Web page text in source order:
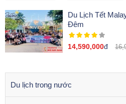
Khởi đầu năm mới thật nhiều may
du lịch Tếtcủa chúng tôi sẽ là một
quý vị!
Du Lịch Tết
Đêm
14,590,000đ
Du lịch trong nước